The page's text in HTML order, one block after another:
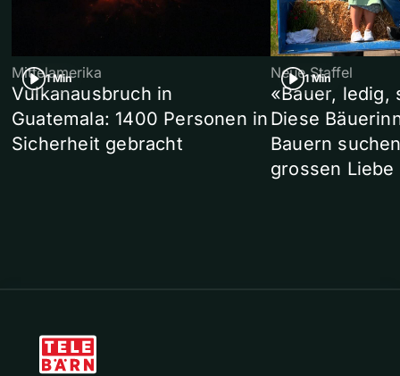
1 Min
Mittelamerika
Vulkanausbruch in
Guatemala: 1400 Personen in
Sicherheit gebracht
1 Min
Neue Staffel
«Bauer, ledig,
Diese
Bauern
grossen Liebe